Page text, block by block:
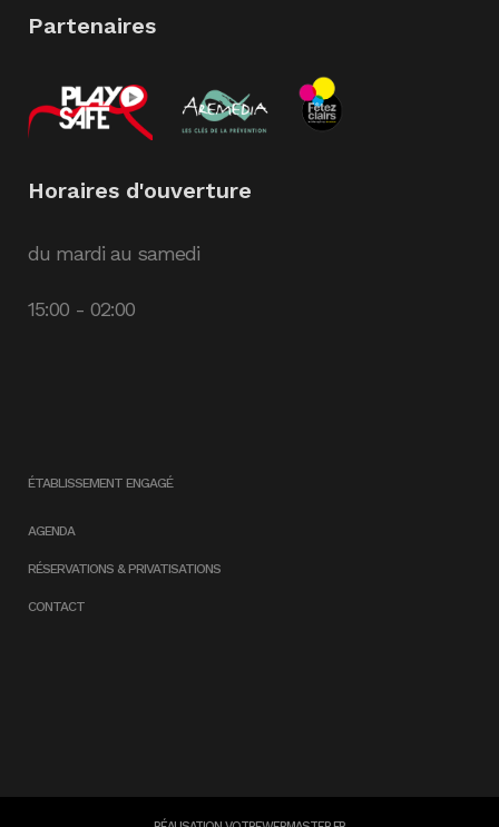
Partenaires
Horaires d'ouverture
du mardi au samedi
15:00 - 02:00
ÉTABLISSEMENT ENGAGÉ
AGENDA
RÉSERVATIONS & PRIVATISATIONS
CONTACT